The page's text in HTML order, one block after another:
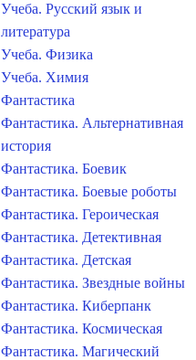
Учеба. Русский язык и
литература
Учеба. Физика
Учеба. Химия
Фантастика
Фантастика. Альтернативная
история
Фантастика. Боевик
Фантастика. Боевые роботы
Фантастика. Героическая
Фантастика. Детективная
Фантастика. Детская
Фантастика. Звездные войны
Фантастика. Киберпанк
Фантастика. Космическая
Фантастика. Магический